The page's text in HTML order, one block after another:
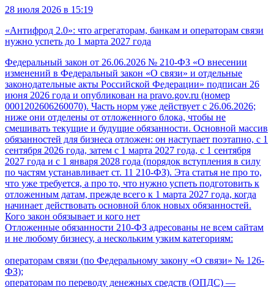
28 июля 2026 в 15:19
«Антифрод 2.0»: что агрегаторам, банкам и операторам связи
нужно успеть до 1 марта 2027 года
Федеральный закон от 26.06.2026 № 210-ФЗ «О внесении
изменений в Федеральный закон «О связи» и отдельные
законодательные акты Российской Федерации» подписан 26
июня 2026 года и опубликован на pravo.gov.ru (номер
0001202606260070). Часть норм уже действует с 26.06.2026;
ниже они отделены от отложенного блока, чтобы не
смешивать текущие и будущие обязанности. Основной массив
обязанностей для бизнеса отложен: он наступает поэтапно, с 1
сентября 2026 года, затем с 1 марта 2027 года, с 1 сентября
2027 года и с 1 января 2028 года (порядок вступления в силу
по частям устанавливает ст. 11 210-ФЗ). Эта статья не про то,
что уже требуется, а про то, что нужно успеть подготовить к
отложенным датам, прежде всего к 1 марта 2027 года, когда
начинает действовать основной блок новых обязанностей.
Кого закон обязывает и кого нет
Отложенные обязанности 210-ФЗ адресованы не всем сайтам
и не любому бизнесу, а нескольким узким категориям:
операторам связи (по Федеральному закону «О связи» № 126-
ФЗ);
операторам по переводу денежных средств (ОПДС) —